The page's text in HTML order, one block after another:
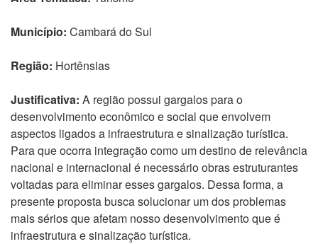
Município: Cambará do Sul
Região: Hortênsias
Justificativa: A região possui gargalos para o
desenvolvimento econômico e social que envolvem
aspectos ligados a infraestrutura e sinalização turística.
Para que ocorra integração como um destino de relevância
nacional e internacional é necessário obras estruturantes
voltadas para eliminar esses gargalos. Dessa forma, a
presente proposta busca solucionar um dos problemas
mais sérios que afetam nosso desenvolvimento que é
infraestrutura e sinalização turística.